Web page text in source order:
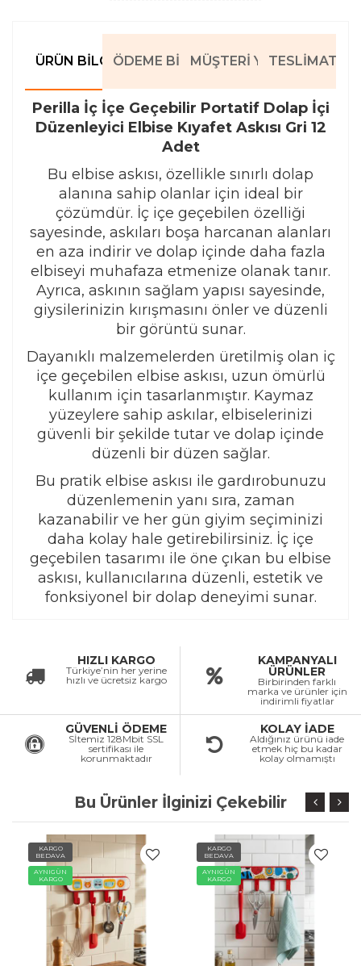
ÜRÜN BILGILERIÖDEME BILGILERIMÜŞTERI YORUMLARI
TESLIMAT
Perilla İç İçe Geçebilir Portatif Dolap İçi
Düzenleyici Elbise Kıyafet Askısı Gri 12
Adet
Bu elbise askısı, özellikle sınırlı dolap
alanına sahip olanlar için ideal bir
çözümdür. İç içe geçebilen özelliği
sayesinde, askıları boşa harcanan alanları
en aza indirir ve dolap içinde daha fazla
elbiseyi muhafaza etmenize olanak tanır.
Ayrıca, askının sağlam yapısı sayesinde,
giysilerinizin kırışmasını önler ve düzenli
bir görüntü sunar.
Dayanıklı malzemelerden üretilmiş olan iç
içe geçebilen elbise askısı, uzun ömürlü
kullanım için tasarlanmıştır. Kaymaz
yüzeylere sahip askılar, elbiselerinizi
güvenli bir şekilde tutar ve dolap içinde
düzenli bir düzen sağlar.
Bu pratik elbise askısı ile gardırobunuzu
düzenlemenin yanı sıra, zaman
kazanabilir ve her gün giyim seçiminizi
daha kolay hale getirebilirsiniz. İç içe
geçebilen tasarımı ile öne çıkan bu elbise
askısı, kullanıcılarına düzenli, estetik ve
fonksiyonel bir dolap deneyimi sunar.
HIZLI KARGO
Türkiye’nin her yerine
hızlı ve ücretsiz kargo
KAMPANYALI
ÜRÜNLER
Birbirinden farklı
marka ve ürünler için
indirimli fiyatlar
GÜVENLİ ÖDEME
Sİtemiz 128Mbit SSL
sertifikası ile
korunmaktadır
KOLAY İADE
Aldığınız ürünü iade
etmek hiç bu kadar
kolay olmamıştı
Bu Ürünler İlginizi Çekebilir
BEDAVA
KARGO
BEDAVA
AYNIGÜN
KARGO